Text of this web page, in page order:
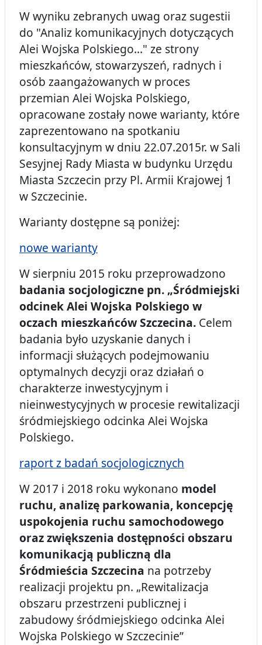
W wyniku zebranych uwag oraz sugestii
do "Analiz komunikacyjnych dotyczących
Alei Wojska Polskiego..." ze strony
mieszkańców, stowarzyszeń, radnych i
osób zaangażowanych w proces
przemian Alei Wojska Polskiego,
opracowane zostały nowe warianty, które
zaprezentowano na spotkaniu
konsultacyjnym w dniu 22.07.2015r. w Sali
Sesyjnej Rady Miasta w budynku Urzędu
Miasta Szczecin przy Pl. Armii Krajowej 1
w Szczecinie.
Warianty dostępne są poniżej:
nowe warianty
W sierpniu 2015 roku przeprowadzono
badania socjologiczne pn. „Śródmiejski
odcinek Alei Wojska Polskiego w
oczach mieszkańców Szczecina. Celem
badania było uzyskanie danych i
informacji służących podejmowaniu
optymalnych decyzji oraz działań o
charakterze inwestycyjnym i
nieinwestycyjnych w procesie rewitalizacji
śródmiejskiego odcinka Alei Wojska
Polskiego.
raport z badań socjologicznych
W 2017 i 2018 roku wykonano model
ruchu, analizę parkowania, koncepcję
uspokojenia ruchu samochodowego
oraz zwiększenia dostępności obszaru
komunikacją publiczną dla
Śródmieścia Szczecina na potrzeby
realizacji projektu pn. „Rewitalizacja
obszaru przestrzeni publicznej i
zabudowy śródmiejskiego odcinka Alei
Wojska Polskiego w Szczecinie”